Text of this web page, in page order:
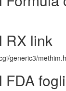
RX link
generic3/
FDA